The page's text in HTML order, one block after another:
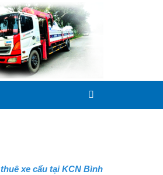
thuê xe cẩu tại KCN Bình